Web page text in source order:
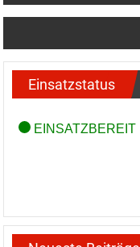
Einsatzstatus